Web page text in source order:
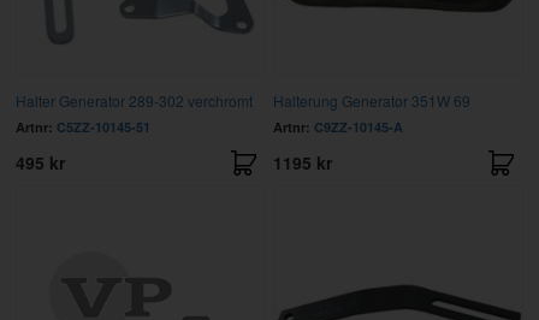
Halter Generator 289-302 verchromt
Artnr: C5ZZ-10145-51
495 kr
Halterung Generator 351W 69
Artnr: C9ZZ-10145-A
1195 kr